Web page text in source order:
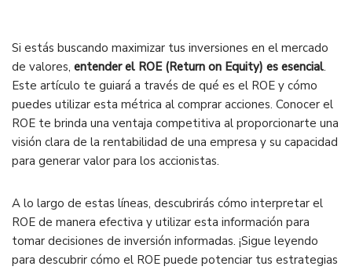
Si estás buscando maximizar tus inversiones en el mercado
de valores, entender el ROE (Return on Equity) es esencial.
Este artículo te guiará a través de qué es el ROE y cómo
puedes utilizar esta métrica al comprar acciones. Conocer el
ROE te brinda una ventaja competitiva al proporcionarte una
visión clara de la rentabilidad de una empresa y su capacidad
para generar valor para los accionistas.
A lo largo de estas líneas, descubrirás cómo interpretar el
ROE de manera efectiva y utilizar esta información para
tomar decisiones de inversión informadas. ¡Sigue leyendo
para descubrir cómo el ROE puede potenciar tus estrategias